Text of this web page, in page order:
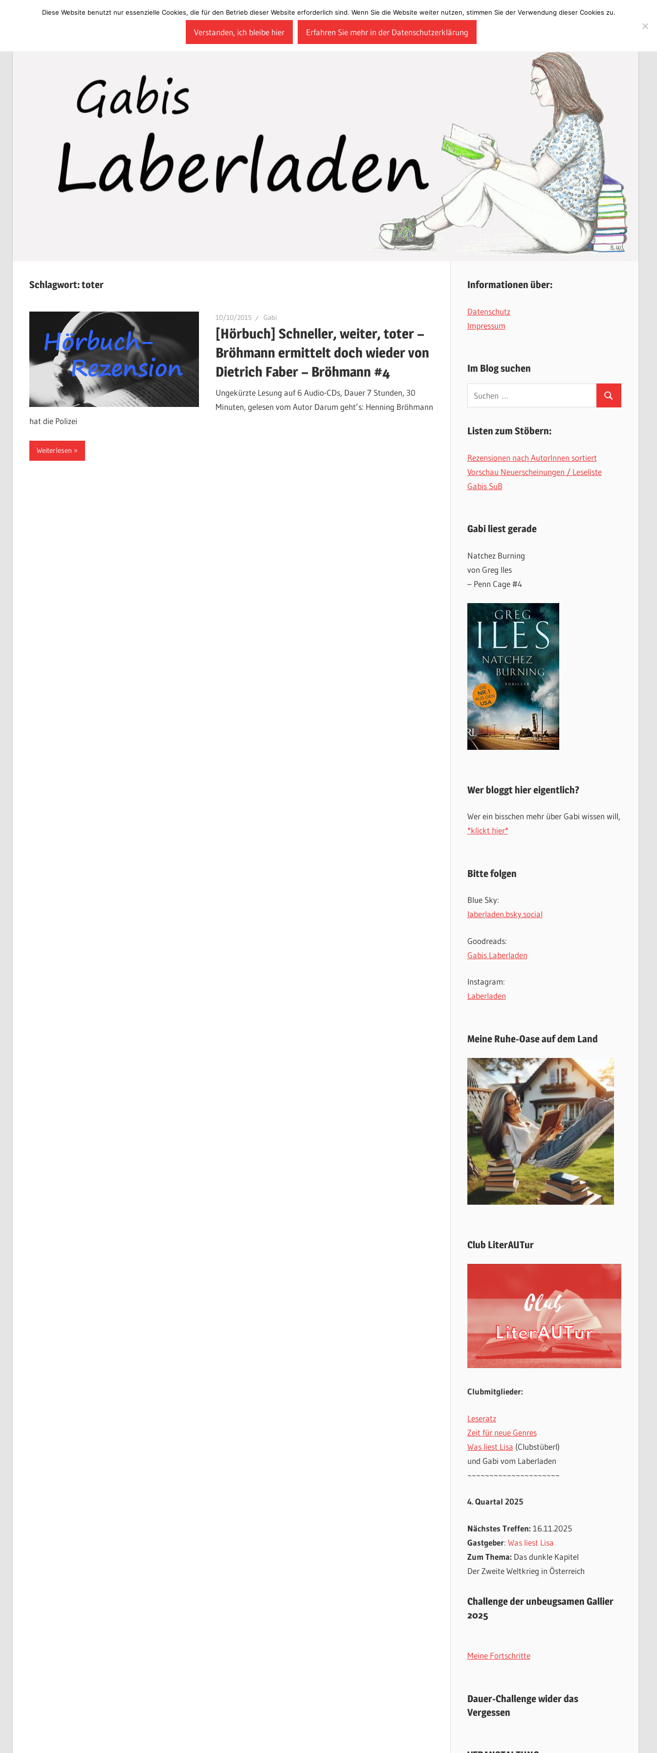
Schlagwort:toter
10/10/2015 Gabi
[Hörbuch] Schneller, weiter, toter –
Bröhmann ermittelt doch wieder von
Dietrich Faber – Bröhmann #4
Ungekürzte Lesung auf 6 Audio-CDs, Dauer 7 Stunden, 30
Minuten, gelesen vom Autor Darum geht’s: Henning Bröhmann
hat die Polizei
Weiterlesen
Informationen über:
Datenschutz
Impressum
Im Blog suchen
Suchen
nach:
Suchen
Listen zum Stöbern:
Rezensionen nach AutorInnen sortiert
Vorschau Neuerscheinungen / Leseliste
Gabis SuB
Gabi liest gerade
Natchez Burning
von Greg Iles
– Penn Cage #4
Wer bloggt hier eigentlich?
Wer ein bisschen mehr über Gabi wissen will,
*klickt hier*
Bitte folgen
Blue Sky:
laberladen.bsky.social
Goodreads:
Gabis Laberladen
Instagram:
Laberladen
Meine Ruhe-Oase auf dem Land
Club LiterAUTur
Clubmitglieder:
Leseratz
Zeit für neue Genres
Was liest Lisa (Clubstüberl)
und Gabi vom Laberladen
~~~~~~~~~~~~~~~~~~~~~
4. Quartal 2025
Nächstes Treffen: 16.11.2025
Gastgeber: Was liest Lisa
Zum Thema: Das dunkle Kapitel
Der Zweite Weltkrieg in Österreich
Challenge der unbeugsamen Gallier
2025
Meine Fortschritte
Dauer-Challenge wider das
Vergessen
Diese Website benutzt nur essenzielle Cookies, die für den Betrieb dieser Website erforderlich sind. Wenn Sie die Website weiter nutzen, stimmen Sie der Verwendung dieser Cookies zu.
Verstanden, ich bleibe hier Erfahren Sie mehr in der Datenschutzerklärung